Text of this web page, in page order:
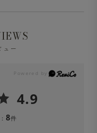
ださい。
ュー
4.9
8件